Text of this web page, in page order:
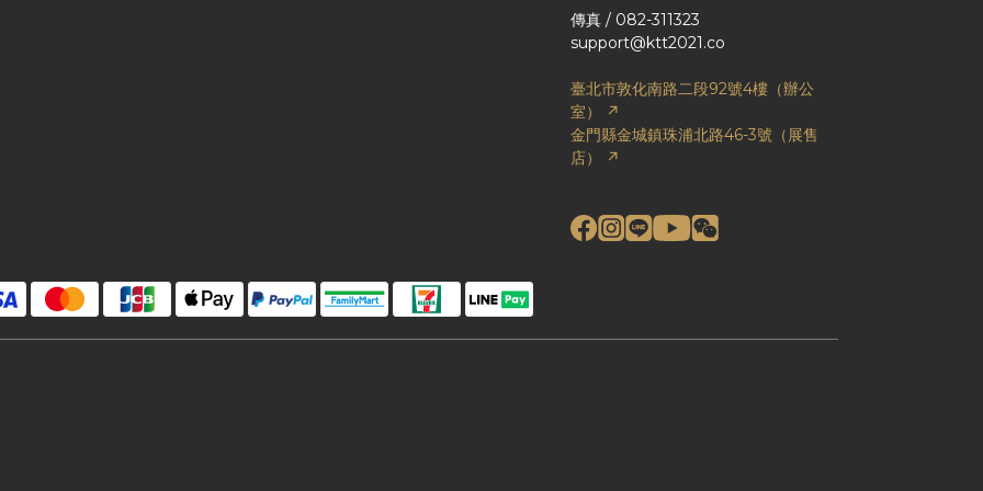
傳真 / 082-311323
support@ktt2021.co
臺北市敦化南路二段92號4樓（辦公
室） ↗
金門縣金城鎮珠浦北路46-3號（展售
店） ↗